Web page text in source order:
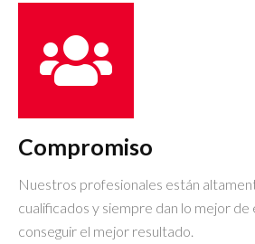
Compromiso
Nuestros profesionales están
cualificados y siempre dan lo mejor de
conseguir el mejor resultado.